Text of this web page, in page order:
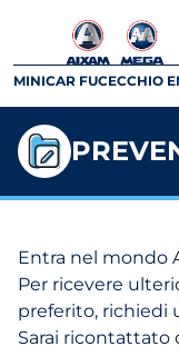
MINICAR FUCECCHIO
Entra nel mondo
Per ricevere
preferito, richiedi
Sarai ricontattato